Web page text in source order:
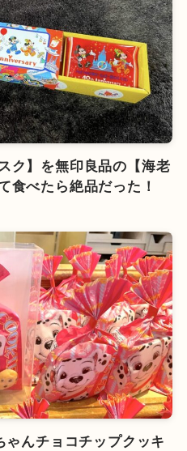
ク】を無印良品の【海老
食べたら絶品だった！
ゃんチョコチップクッキ